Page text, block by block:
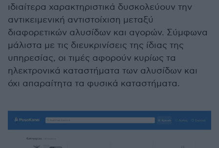
ιδιαίτερα χαρακτηριστικά δυσκολεύουν την
αντικειμενική αντιστοίχιση μεταξύ
διαφορετικών αλυσίδων και αγορών. Σύμφωνα
μάλιστα με τις διευκρινίσεις της ίδιας της
υπηρεσίας, οι τιμές αφορούν κυρίως τα
ηλεκτρονικά καταστήματα των αλυσίδων και
όχι απαραίτητα τα φυσικά καταστήματα.